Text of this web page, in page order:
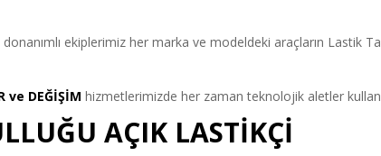
ekiplerimiz her marka ve modeldeki araçların Lastik
ve DEĞİŞİM hizmetlerimizde her zaman teknolojik aletler
AÇIK LASTİKÇİ